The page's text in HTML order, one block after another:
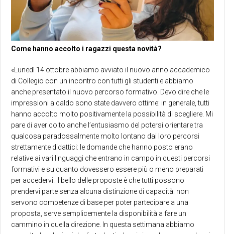
Come hanno accolto i ragazzi questa novità?
«Lunedì 14 ottobre abbiamo avviato il nuovo anno accademico
di Collegio con un incontro con tutti gli studenti e abbiamo
anche presentato il nuovo percorso formativo. Devo dire che le
impressioni a caldo sono state davvero ottime: in generale, tutti
hanno accolto molto positivamente la possibilità di scegliere. Mi
pare di aver colto anche l’entusiasmo del potersi orientare tra
qualcosa paradossalmente molto lontano dai loro percorsi
strettamente didattici: le domande che hanno posto erano
relative ai vari linguaggi che entrano in campo in questi percorsi
formativi e su quanto dovessero essere più o meno preparati
per accedervi. Il bello delle proposte è che tutti possono
prendervi parte senza alcuna distinzione di capacità: non
servono competenze di base per poter partecipare a una
proposta, serve semplicemente la disponibilità a fare un
cammino in quella direzione. In questa settimana abbiamo